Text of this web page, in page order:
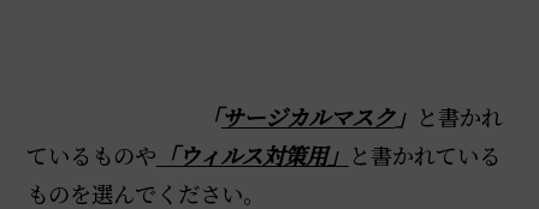
「サージカルマスク」 と書かれ
ているものや 「ウィルス対策用」 と書かれている
ものを選んでください。